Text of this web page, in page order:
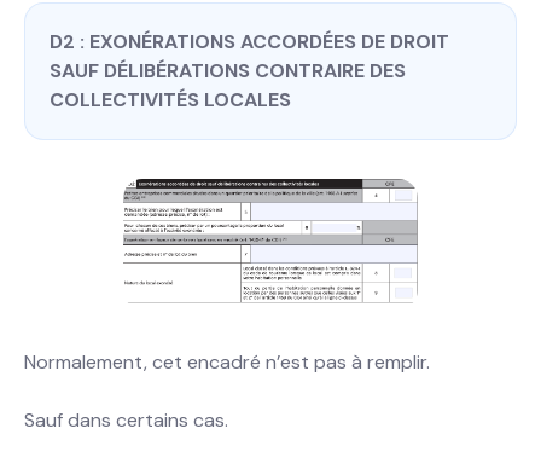
D2 : EXONÉRATIONS ACCORDÉES DE DROIT
SAUF DÉLIBÉRATIONS CONTRAIRE DES
COLLECTIVITÉS LOCALES
Normalement, cet encadré n’est pas à remplir.
Sauf dans certains cas.